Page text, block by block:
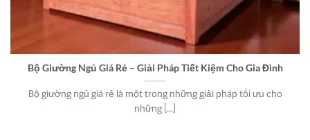
Bộ Giường Ngủ Giá Rẻ – Giải Pháp Tiết Kiệm Cho Gia Đình
Bộ giường ngủ giá rẻ là một trong những giải pháp tối ưu cho
những [...]